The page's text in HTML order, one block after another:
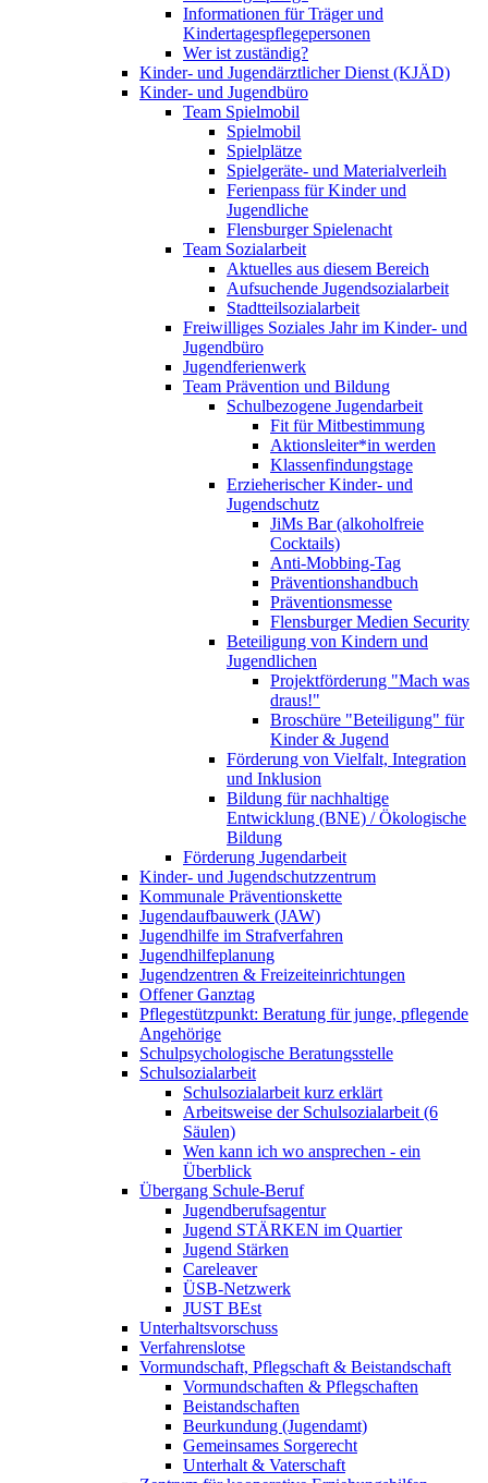
Informationen für Träger und
Kindertagespflegepersonen
Wer ist zuständig?
Kinder- und Jugendärztlicher Dienst (KJÄD)
Kinder- und Jugendbüro
Team Spielmobil
Spielmobil
Spielplätze
Spielgeräte- und Materialverleih
Ferienpass für Kinder und
Jugendliche
Flensburger Spielenacht
Team Sozialarbeit
Aktuelles aus diesem Bereich
Aufsuchende Jugendsozialarbeit
Stadtteilsozialarbeit
Freiwilliges Soziales Jahr im Kinder- und
Jugendbüro
Jugendferienwerk
Team Prävention und Bildung
Schulbezogene Jugendarbeit
Fit für Mitbestimmung
Aktionsleiter*in werden
Klassenfindungstage
Erzieherischer Kinder- und
Jugendschutz
JiMs Bar (alkoholfreie
Cocktails)
Anti-Mobbing-Tag
Präventionshandbuch
Präventionsmesse
Flensburger Medien Security
Beteiligung von Kindern und
Jugendlichen
Projektförderung "Mach was
draus!"
Broschüre "Beteiligung" für
Kinder & Jugend
Förderung von Vielfalt, Integration
und Inklusion
Bildung für nachhaltige
Entwicklung (BNE) / Ökologische
Bildung
Förderung Jugendarbeit
Kinder- und Jugendschutzzentrum
Kommunale Präventionskette
Jugendaufbauwerk (JAW)
Jugendhilfe im Strafverfahren
Jugendhilfeplanung
Jugendzentren & Freizeiteinrichtungen
Offener Ganztag
Pflegestützpunkt: Beratung für junge, pflegende
Angehörige
Schulpsychologische Beratungsstelle
Schulsozialarbeit
Schulsozialarbeit kurz erklärt
Arbeitsweise der Schulsozialarbeit (6
Säulen)
Wen kann ich wo ansprechen - ein
Überblick
Übergang Schule-Beruf
Jugendberufsagentur
Jugend STÄRKEN im Quartier
Jugend Stärken
Careleaver
ÜSB-Netzwerk
JUST BEst
Unterhaltsvorschuss
Verfahrenslotse
Vormundschaft, Pflegschaft & Beistandschaft
Vormundschaften & Pflegschaften
Beistandschaften
Beurkundung (Jugendamt)
Gemeinsames Sorgerecht
Unterhalt & Vaterschaft